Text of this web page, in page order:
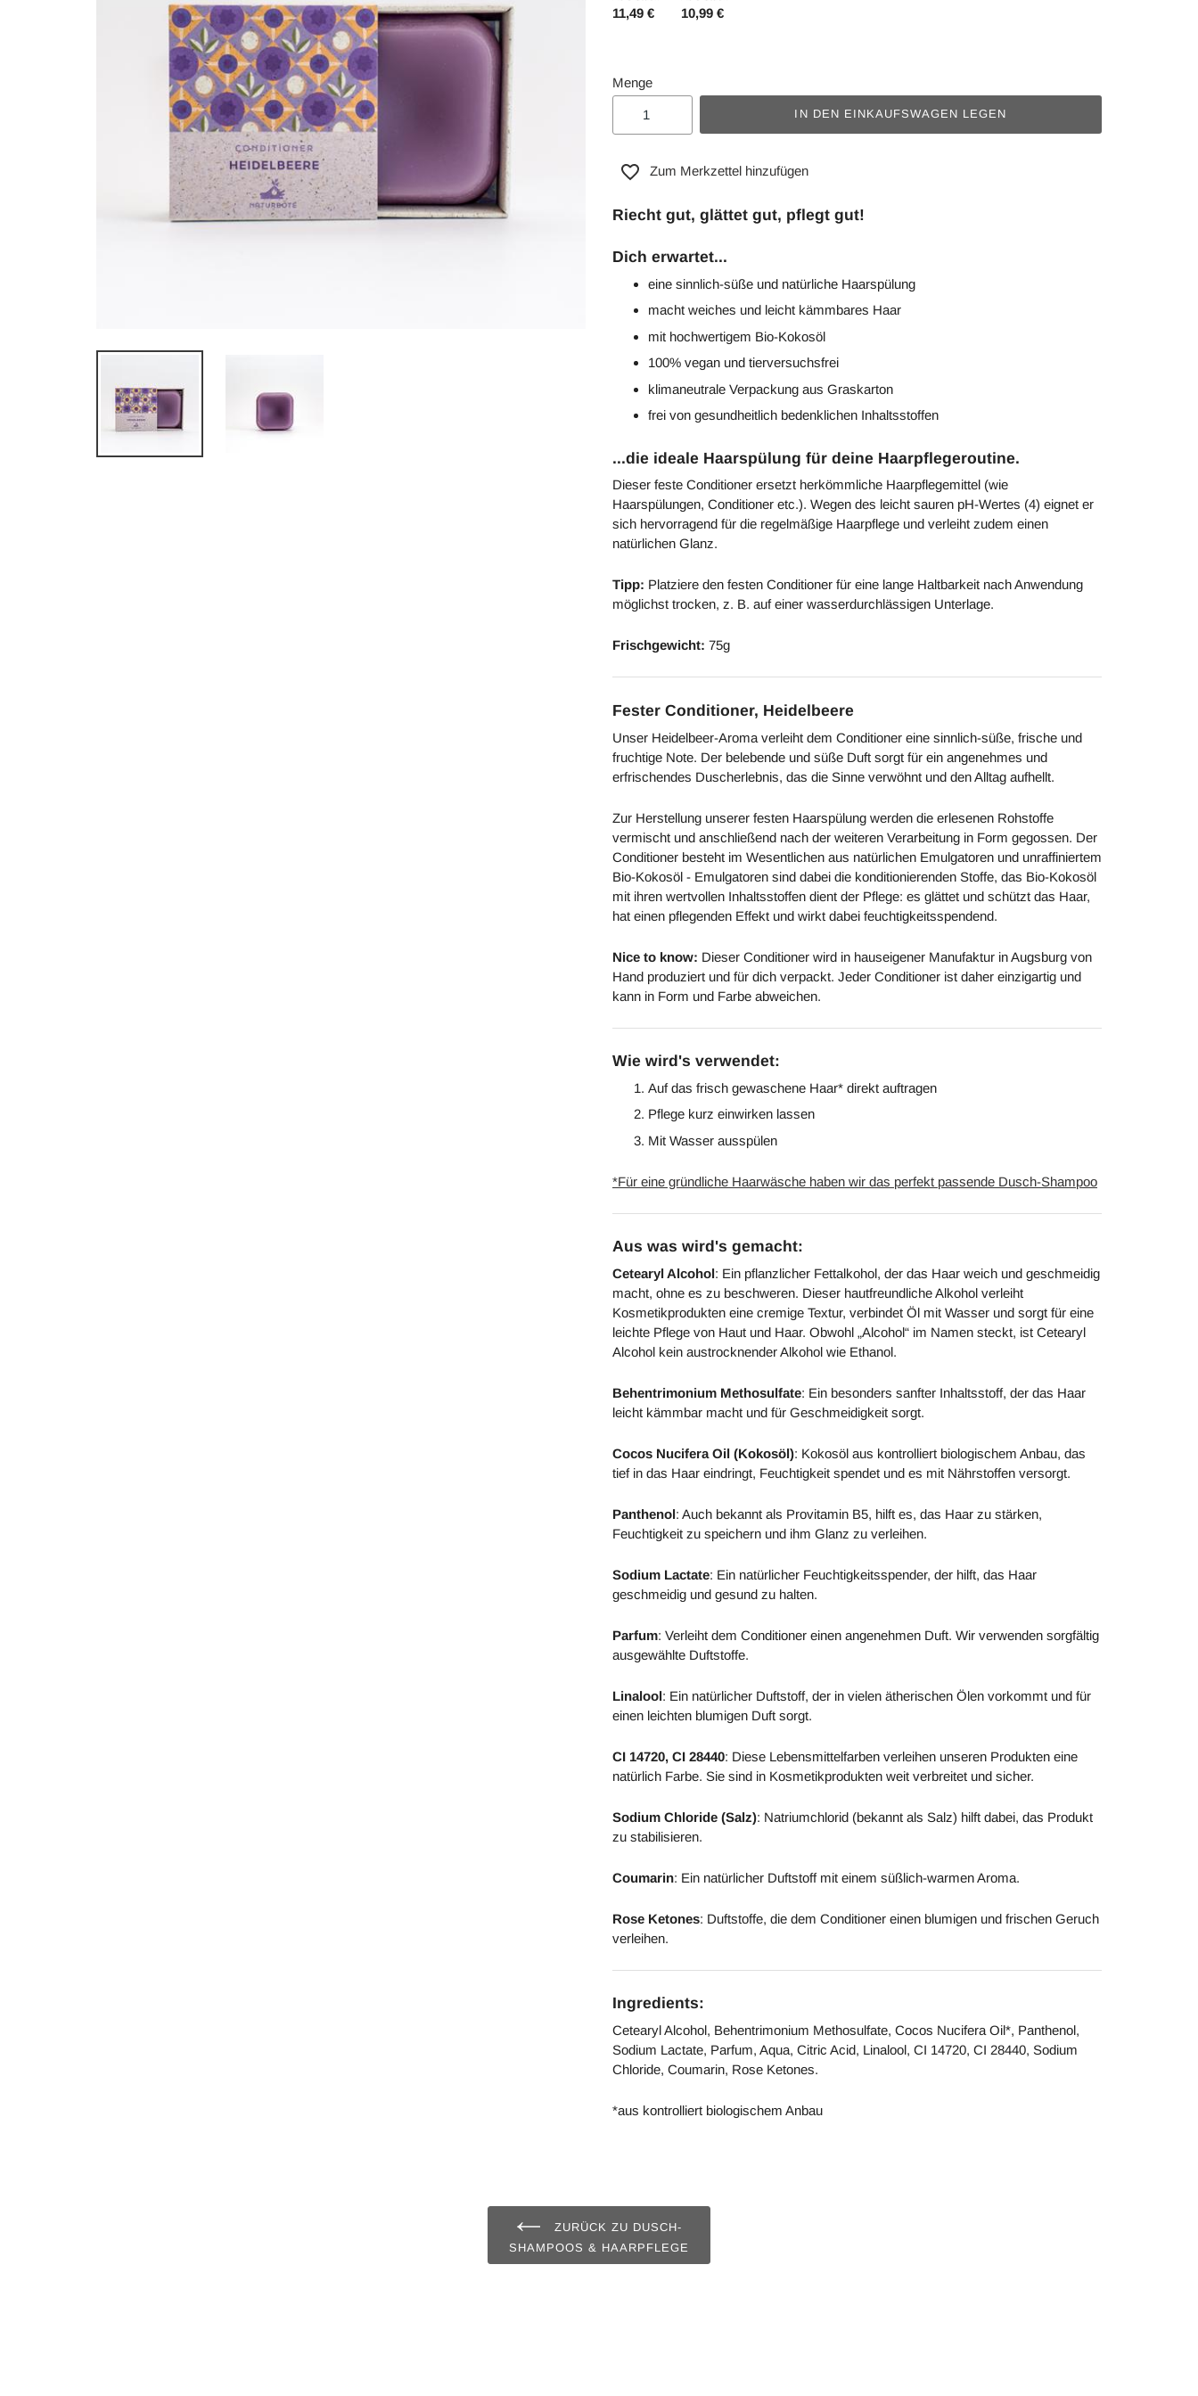
11,49 € 10,99 €
Menge
IN DEN EINKAUFSWAGEN LEGEN
Zum Merkzettel hinzufügen
Riecht gut, glättet gut, pflegt gut!
Dich erwartet...
eine sinnlich-süße und natürliche Haarspülung
macht weiches und leicht kämmbares Haar
mit hochwertigem Bio-Kokosöl
100% vegan und tierversuchsfrei
klimaneutrale Verpackung aus Graskarton
frei von gesundheitlich bedenklichen Inhaltsstoffen
...die ideale Haarspülung für deine Haarpflegeroutine.
Dieser feste Conditioner ersetzt herkömmliche Haarpflegemittel (wie
Haarspülungen, Conditioner etc.). Wegen des leicht sauren pH-Wertes (4) eignet er
sich hervorragend für die regelmäßige Haarpflege und verleiht zudem einen
natürlichen Glanz.
Tipp: Platziere den festen Conditioner für eine lange Haltbarkeit nach Anwendung
möglichst trocken, z. B. auf einer wasserdurchlässigen Unterlage.
Frischgewicht: 75g
Fester Conditioner, Heidelbeere
Unser Heidelbeer-Aroma verleiht dem Conditioner eine sinnlich-süße, frische und
fruchtige Note. Der belebende und süße Duft sorgt für ein angenehmes und
erfrischendes Duscherlebnis, das die Sinne verwöhnt und den Alltag aufhellt.
Zur Herstellung unserer festen Haarspülung werden die erlesenen Rohstoffe
vermischt und anschließend nach der weiteren Verarbeitung in Form gegossen. Der
Conditioner besteht im Wesentlichen aus natürlichen Emulgatoren und unraffiniertem
Bio-Kokosöl - Emulgatoren sind dabei die konditionierenden Stoffe, das Bio-Kokosöl
mit ihren wertvollen Inhaltsstoffen dient der Pflege: es glättet und schützt das Haar,
hat einen pflegenden Effekt und wirkt dabei feuchtigkeitsspendend.
Nice to know: Dieser Conditioner wird in hauseigener Manufaktur in Augsburg von
Hand produziert und für dich verpackt. Jeder Conditioner ist daher einzigartig und
kann in Form und Farbe abweichen.
Wie wird's verwendet:
Auf das frisch gewaschene Haar* direkt auftragen
Pflege kurz einwirken lassen
Mit Wasser ausspülen
*Für eine gründliche Haarwäsche haben wir das perfekt passende Dusch-Shampoo
Aus was wird's gemacht:
Cetearyl Alcohol: Ein pflanzlicher Fettalkohol, der das Haar weich und geschmeidig
macht, ohne es zu beschweren. Dieser hautfreundliche Alkohol verleiht
Kosmetikprodukten eine cremige Textur, verbindet Öl mit Wasser und sorgt für eine
leichte Pflege von Haut und Haar. Obwohl „Alcohol“ im Namen steckt, ist Cetearyl
Alcohol kein austrocknender Alkohol wie Ethanol.
Behentrimonium Methosulfate: Ein besonders sanfter Inhaltsstoff, der das Haar
leicht kämmbar macht und für Geschmeidigkeit sorgt.
Cocos Nucifera Oil (Kokosöl): Kokosöl aus kontrolliert biologischem Anbau, das
tief in das Haar eindringt, Feuchtigkeit spendet und es mit Nährstoffen versorgt.
Panthenol: Auch bekannt als Provitamin B5, hilft es, das Haar zu stärken,
Feuchtigkeit zu speichern und ihm Glanz zu verleihen.
Sodium Lactate: Ein natürlicher Feuchtigkeitsspender, der hilft, das Haar
geschmeidig und gesund zu halten.
Parfum: Verleiht dem Conditioner einen angenehmen Duft. Wir verwenden sorgfältig
ausgewählte Duftstoffe.
Linalool: Ein natürlicher Duftstoff, der in vielen ätherischen Ölen vorkommt und für
einen leichten blumigen Duft sorgt.
CI 14720, CI 28440: Diese Lebensmittelfarben verleihen unseren Produkten eine
natürlich Farbe. Sie sind in Kosmetikprodukten weit verbreitet und sicher.
Sodium Chloride (Salz): Natriumchlorid (bekannt als Salz) hilft dabei, das Produkt
zu stabilisieren.
Coumarin: Ein natürlicher Duftstoff mit einem süßlich-warmen Aroma.
Rose Ketones: Duftstoffe, die dem Conditioner einen blumigen und frischen Geruch
verleihen.
Ingredients:
Cetearyl Alcohol, Behentrimonium Methosulfate, Cocos Nucifera Oil*, Panthenol,
Sodium Lactate, Parfum, Aqua, Citric Acid, Linalool, CI 14720, CI 28440, Sodium
Chloride, Coumarin, Rose Ketones.
*aus kontrolliert biologischem Anbau
ZURÜCK ZU DUSCH-
SHAMPOOS & HAARPFLEGE